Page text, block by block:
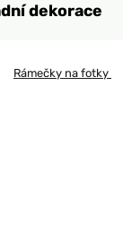
dekorace
Rámečky na fotky